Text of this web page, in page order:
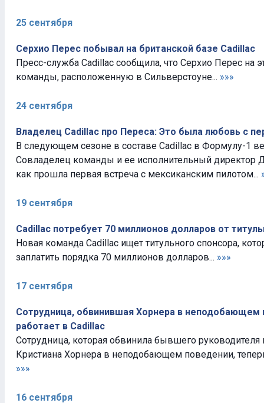
25 сентября
Серхио Перес побывал на британской базе Cadillac
Пресс-служба Cadillac сообщила, что Серхио Перес на
команды, расположенную в Сильверстоуне... »»»
24 сентября
Владелец Cadillac про Переса: Это была любовь с
В следующем сезоне в составе Cadillac в Формулу-1
Совладелец команды и ее исполнительный директор
как прошла первая встреча с мексиканским пилотом...
19 сентября
Cadillac потребует 70 миллионов долларов от
Новая команда Cadillac ищет титульного спонсора,
заплатить порядка 70 миллионов долларов... »»»
17 сентября
Сотрудница, обвинившая Хорнера в неподобающем
работает в Cadillac
Сотрудница, которая обвинила бывшего
Кристиана Хорнера в неподобающем поведении,
»»»
16 сентября